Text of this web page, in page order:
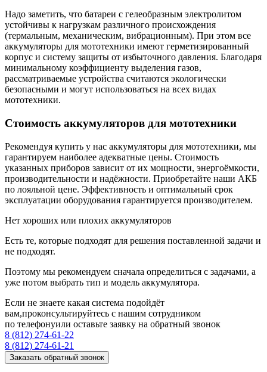
Надо заметить, что батареи с гелеобразным электролитом
устойчивы к нагрузкам различного происхождения
(термальным, механическим, вибрационным). При этом все
аккумуляторы для мототехники имеют герметизированный
корпус и систему защиты от избыточного давления. Благодаря
минимальному коэффициенту выделения газов,
рассматриваемые устройства считаются экологически
безопасными и могут использоваться на всех видах
мототехники.
Стоимость аккумуляторов для мототехники
Рекомендуя купить у нас аккумуляторы для мототехники, мы
гарантируем наиболее адекватные цены. Стоимость
указанных приборов зависит от их мощности, энергоёмкости,
производительности и надёжности. Приобретайте наши АКБ
по лояльной цене. Эффективность и оптимальный срок
эксплуатации оборудования гарантируется производителем.
Нет хороших или плохих аккумуляторов
Есть те, которые подходят для решения поставленной задачи и
не подходят.
Поэтому мы рекомендуем сначала определиться с задачами, а
уже потом выбрать тип и модель аккумулятора.
Если не знаете какая система подойдёт
вам,проконсультируйтесь с нашим сотрудником
по телефонуили оставьте заявку на обратный звонок
8 (812) 274-61-22
8 (812) 274-61-21
Заказать обратный звонок